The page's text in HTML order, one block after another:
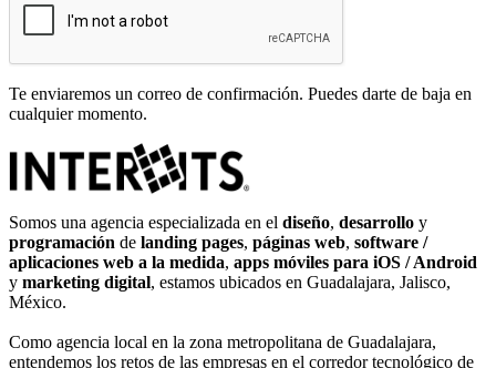
Te enviaremos un correo de confirmación. Puedes darte de baja en
cualquier momento.
Somos una agencia especializada en el diseño, desarrollo y
programación de landing pages, páginas web, software /
aplicaciones web a la medida, apps móviles para iOS / Android
y marketing digital, estamos ubicados en Guadalajara, Jalisco,
México.
Como agencia local en la zona metropolitana de Guadalajara,
entendemos los retos de las empresas en el corredor tecnológico de